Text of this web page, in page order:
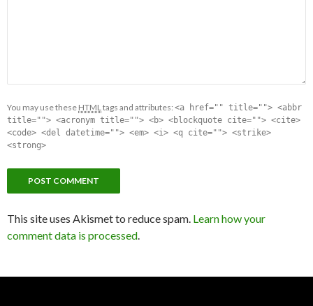
You may use these HTMLtags and attributes: <a href="" title=""> <abbr
title=""> <acronym title=""> <b> <blockquote cite=""> <cite>
<code> <del datetime=""> <em> <i> <q cite=""> <strike>
<strong>
This site uses Akismet to reduce spam. Learn how your
comment data is processed.